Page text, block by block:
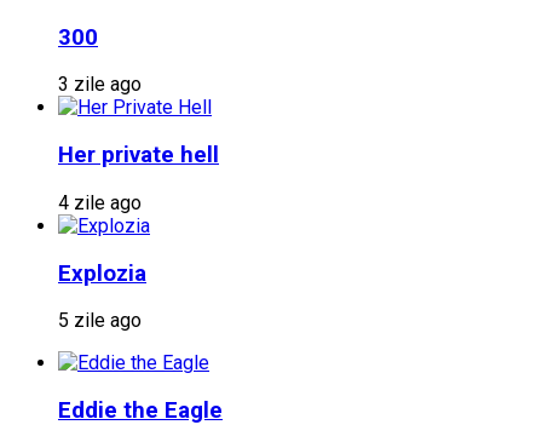
300
3 zile ago
Her private hell
4 zile ago
Explozia
5 zile ago
Eddie the Eagle